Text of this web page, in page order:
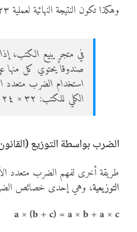
وهكذا تكون النتيجة النهائية لعملية ١٢٣ × ٤٥ هي ٥٥٣٥.
استخدام الضرب متعدد
الكلي للكتب: ٣٢ × ٢٤ = ٧٦٨ كتاباً.
الضرب بواسطة التوزيع
طريقة أخرى لفهم الضرب متعدد
التوزيعية، وهي إحدى خصائص
a × (b + c) = a × b + a × c